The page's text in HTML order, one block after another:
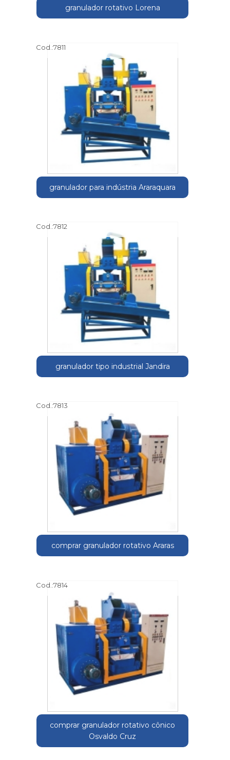
granulador rotativo Lorena
Cod.:7811
granulador para indústria Araraquara
Cod.:7812
granulador tipo industrial Jandira
Cod.:7813
comprar granulador rotativo Araras
Cod.:7814
comprar granulador rotativo cônico
Osvaldo Cruz